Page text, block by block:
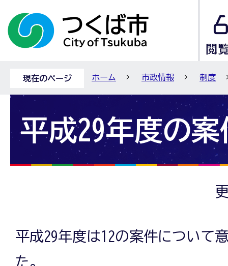
現在のページ ホーム 市政情報 制度
平成29年度の
平成29年度は12の案件について
た。